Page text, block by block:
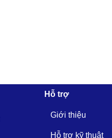
Hỗ trợ
Giới thiệu
Hỗ trợ kỹ thuật